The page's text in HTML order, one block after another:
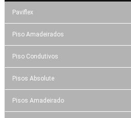
Paviflex
Piso Amadeirados
Piso Condutivos
Pisos Absolute
Pisos Amadeirado